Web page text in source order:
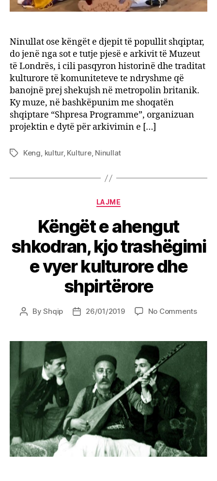
Ninullat ose këngët e djepit të popullit shqiptar,
do jenë nga sot e tutje pjesë e arkivit të Muzeut
të Londrës, i cili pasqyron historinë dhe traditat
kulturore të komuniteteve te ndryshme që
banojnë prej shekujsh në metropolin britanik.
Ky muze, në bashkëpunim me shoqatën
shqiptare “Shpresa Programme”, organizuan
projektin e dytë për arkivimin e […]
TagsKeng, kultur, Kulture, Ninullat
Categories
LAJME
Këngët e ahengut
shkodran, kjo trashëgimi
e vyer kulturore dhe
shpirtërore
PostByShqip
Post26/01/2019 No Commentson
kjo
e
vyer
dhe